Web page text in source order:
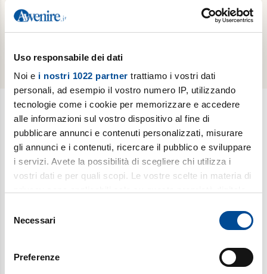
Uso responsabile dei dati
Noi e i nostri 1022 partner trattiamo i vostri dati
personali, ad esempio il vostro numero IP, utilizzando
tecnologie come i cookie per memorizzare e accedere
alle informazioni sul vostro dispositivo al fine di
pubblicare annunci e contenuti personalizzati, misurare
gli annunci e i contenuti, ricercare il pubblico e sviluppare
i servizi. Avete la possibilità di scegliere chi utilizza i
vostri dati e per quali scopi. Le vostre scelte in materia di
modificare o revocare il proprio consenso in qualsiasi
momento dalla Dichiarazione sui cookie o facendo clic
delNecessari
Preferenze
Invia
Newsletter
Scopri i temi più caldi, le curiosità e gli argomenti di cui si
dibatte (Il meglio della settimana ). Ricevi approfondimenti su
bioetica, salute, medicina e ricerca ( è vita ). Esplora storie,
riflessioni e strumenti per affrontare le sfide educative e
). Iscriviti alla
newsletter per gli insegnanti di religione (e non solo): una
Fermati a pensare in un mondo che corre con
, la
newsletter settimanale di Gutenberg, inserto culturale di